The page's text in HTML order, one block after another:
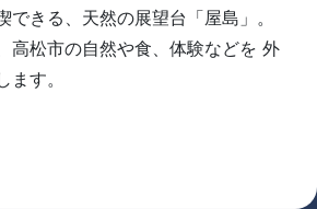
できる、天然の展望台「屋島」。
高松市の自然や食、体験などを 外
す。